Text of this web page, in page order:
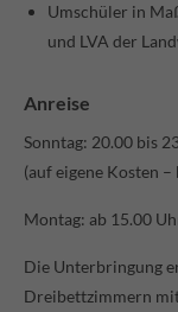
Lorem ipsum
Aenean
sociis natoque
montes,
Umschüler in
und LVA der
Anreise
Sonntag: 20.00 bis
(auf eigene Kosten
Montag: ab 15.00
Die Unterbringung
Dreibettzimmern